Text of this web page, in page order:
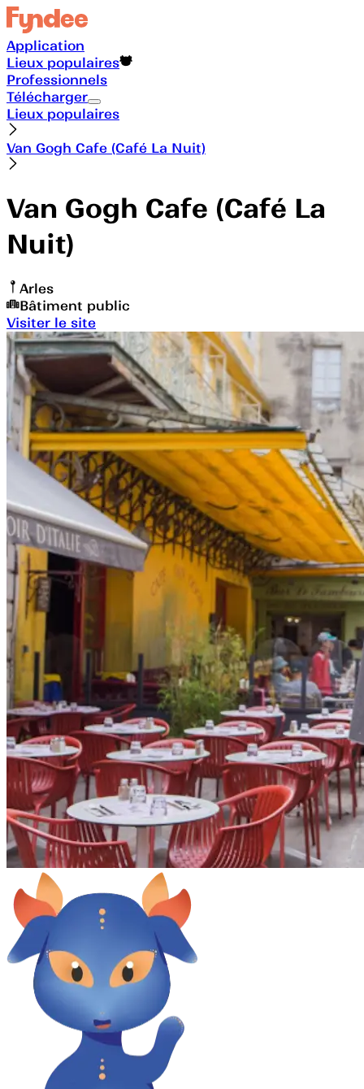
Application
Lieux populaires
Professionnels
Télécharger
Lieux populaires
Van Gogh Cafe (Café La Nuit)
Van Gogh Cafe (Café La
Nuit)
Arles
Bâtiment public
Visiter le site